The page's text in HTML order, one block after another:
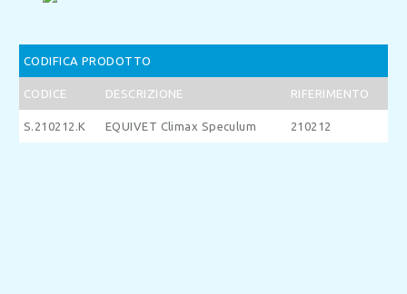
CODIFICA PRODOTTO
CODICE DESCRIZIONE RIFERIMENTO
S.210212.K EQUIVET Climax Speculum 210212